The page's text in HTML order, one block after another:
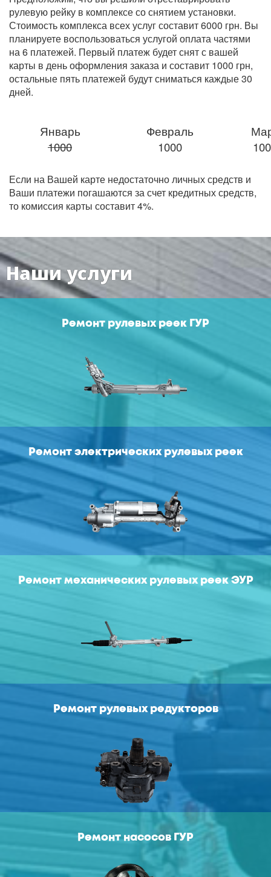
рулевую рейку в комплексе со снятием установки.
Стоимость комплекса всех услуг составит 6000 грн. Вы
планируете воспользоваться услугой оплата частями
на 6 платежей. Первый платеж будет снят с вашей
карты в день оформления заказа и составит 1000 грн,
остальные пять платежей будут сниматься каждые 30
дней.
Январь Февраль
1000
1000
Если на Вашей карте недостаточно личных средств и
Ваши платежи погашаются за счет кредитных средств,
то комиссия карты составит 4%.
Наши услуги
Ремонт рулевых реек ГУР
Ремонт электрических рулевых реек
Ремонт механических рулевых реек ЭУР
Ремонт рулевых редукторов
Ремонт насосов ГУР